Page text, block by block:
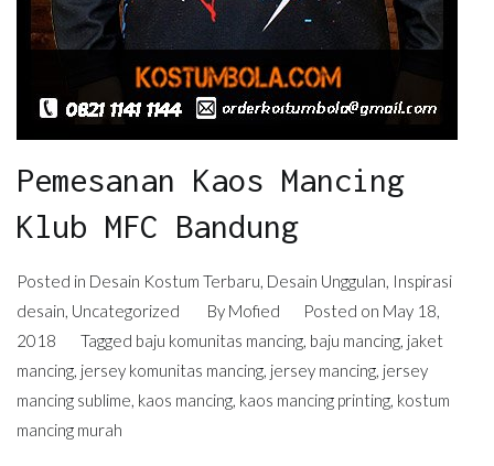
Pemesanan Kaos Mancing
Klub MFC Bandung
Posted in Desain Kostum Terbaru, Desain Unggulan, Inspirasi
desain, Uncategorized By Mofied Posted on May 18,
2018
Tagged baju komunitas mancing, baju mancing, jaket
mancing, jersey komunitas mancing, jersey mancing, jersey
mancing sublime, kaos mancing, kaos mancing printing, kostum
mancing murah